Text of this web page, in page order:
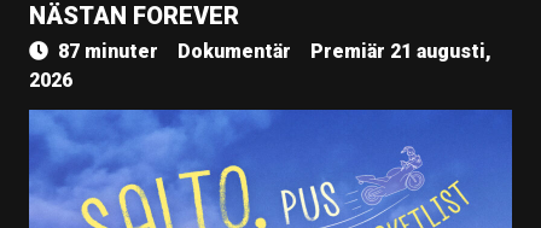
NÄSTAN FOREVER
87 minuter Dokumentär
Premiär 21 augusti,
2026